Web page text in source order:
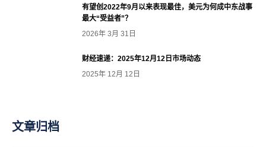
有望创2022年9月以来表现最佳，美元为何成中东战事
最大“受益者”？
2026年 3月 31日
财经速递：2025年12月12日市场动态
2025年 12月 12日
文章归档